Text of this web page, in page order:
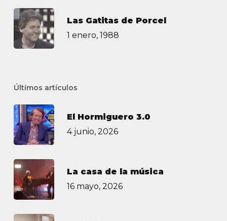
Las Gatitas de Porcel
1 enero, 1988
Últimos artículos
El Hormiguero 3.0
4 junio, 2026
La casa de la música
16 mayo, 2026